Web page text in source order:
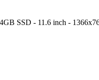
SSD - 11.6 inch -